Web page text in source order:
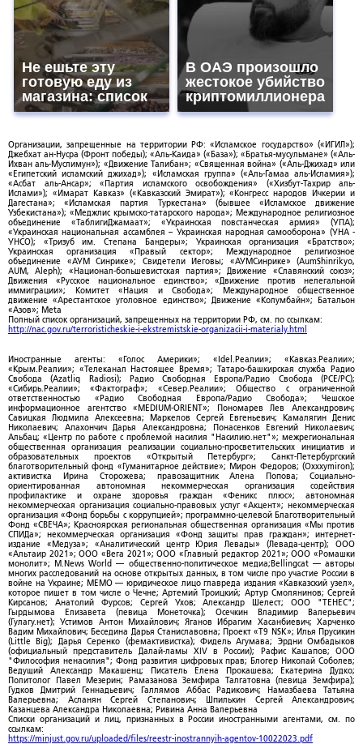
Не ешьте эту
готовую еду из
магазина: список
В ОАЭ произошло
жестокое убийство
криптомиллионера
Организации, запрещенные на территории РФ: «Исламское государство» («ИГИЛ»);
Джебхат ан-Нусра (Фронт победы); «Аль-Каида» («База»); «Братья-мусульмане» («Аль-
Ихван аль-Муслимун»); «Движение Талибан»; «Священная война» («Аль-Джихад» или
«Египетский исламский джихад»); «Исламская группа» («Аль-Гамаа аль-Исламия»);
«Асбат аль-Ансар»; «Партия исламского освобождения» («Хизбут-Тахрир аль-
Ислами»); «Имарат Кавказ» («Кавказский Эмират»); «Конгресс народов Ичкерии и
Дагестана»; «Исламская партия Туркестана» (бывшее «Исламское движение
Узбекистана»); «Меджлис крымско-татарского народа»; Международное религиозное
объединение «ТаблигиДжамаат»; «Украинская повстанческая армия» (УПА);
«Украинская национальная ассамблея – Украинская народная самооборона» (УНА -
УНСО); «Тризуб им. Степана Бандеры»; Украинская организация «Братство»;
Украинская организация «Правый сектор»; Международное религиозное
объединение «АУМ Синрике»; Свидетели Иеговы; «АУМСинрике» (AumShinrikyo,
AUM, Aleph); «Национал-большевистская партия»; Движение «Славянский союз»;
Движения «Русское национальное единство»; «Движение против нелегальной
иммиграции»; Комитет «Нация и Свобода»; Международное общественное
движение «Арестантское уголовное единство»; Движение «Колумбайн»; Батальон
«Азов»; Meta
Полный список организаций, запрещенных на территории РФ, см. по ссылкам:
http://nac.gov.ru/terroristicheskie-i-ekstremistskie-organizacii-i-materialy.html
Иностранные агенты: «Голос Америки»; «Idel.Реалии»; «Кавказ.Реалии»;
«Крым.Реалии»; «Телеканал Настоящее Время»; Татаро-башкирская служба Радио
Свобода (Azatliq Radiosi); Радио Свободная Европа/Радио Свобода (PCE/PC);
«Сибирь.Реалии»; «Фактограф»; «Север.Реалии»; Общество с ограниченной
ответственностью «Радио Свободная Европа/Радио Свобода»; Чешское
информационное агентство «MEDIUM-ORIENT»; Пономарев Лев Александрович;
Савицкая Людмила Алексеевна; Маркелов Сергей Евгеньевич; Камалягин Денис
Николаевич; Апахончич Дарья Александровна; Понасенков Евгений Николаевич;
Альбац; «Центр по работе с проблемой насилия "Насилию.нет"»; межрегиональная
общественная организация реализации социально-просветительских инициатив и
образовательных проектов «Открытый Петербург»; Санкт-Петербургский
благотворительный фонд «Гуманитарное действие»; Мирон Федоров; (Oxxxymiron);
активистка Ирина Сторожева; правозащитник Алена Попова; Социально-
ориентированная автономная некоммерческая организация содействия
профилактике и охране здоровья граждан «Феникс плюс»; автономная
некоммерческая организация социально-правовых услуг «Акцент»; некоммерческая
организация «Фонд борьбы с коррупцией»; программно-целевой Благотворительный
Фонд «СВЕЧА»; Красноярская региональная общественная организация «Мы против
СПИДа»; некоммерческая организация «Фонд защиты прав граждан»; интернет-
издание «Медуза»; «Аналитический центр Юрия Левады» (Левада-центр); ООО
«Альтаир 2021»; ООО «Вега 2021»; ООО «Главный редактор 2021»; ООО «Ромашки
монолит»; M.News World — общественно-политическое медиа;Bellingcat — авторы
многих расследований на основе открытых данных, в том числе про участие России в
войне на Украине; МЕМО — юридическое лицо главреда издания «Кавказский узел»,
которое пишет в том числе о Чечне; Артемий Троицкий; Артур Смолянинов; Сергей
Кирсанов; Анатолий Фурсов; Сергей Ухов; Александр Шелест; ООО "ТЕНЕС";
Гырдымова Елизавета (певица Монеточка); Осечкин Владимир Валерьевич
(Гулагу.нет); Устимов Антон Михайлович; Яганов Ибрагим Хасанбиевич; Харченко
Вадим Михайлович; Беседина Дарья Станиславовна; Проект «T9 NSK»; Илья Прусикин
(Little Big); Дарья Серенко (фемактивистка); Фидель Агумава; Эрдни Омбадыков
(официальный представитель Далай-ламы XIV в России); Рафис Кашапов; ООО
"Философия ненасилия"; Фонд развития цифровых прав; Блогер Николай Соболев;
Ведущий Александр Макашенц; Писатель Елена Прокашева; Екатерина Дудко;
Политолог Павел Мезерин; Рамазанова Земфира Талгатовна (певица Земфира);
Гудков Дмитрий Геннадьевич; Галлямов Аббас Радикович; Намазбаева Татьяна
Валерьевна; Асланян Сергей Степанович; Шпилькин Сергей Александрович;
Казанцева Александра Николаевна; Ривина Анна Валерьевна
Списки организаций и лиц, признанных в России иностранными агентами, см. по
ссылкам:
https://minjust.gov.ru/uploaded/files/reestr-inostrannyih-agentov-10022023.pdf